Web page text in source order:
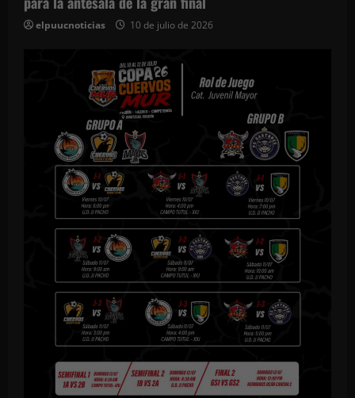
elpuucnoticias 10 de julio de 2026